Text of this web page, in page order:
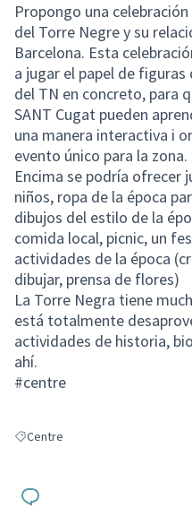
Propongo una
del Torre Negre y su
Barcelona. Esta
a jugar el papel de
del TN en concreto, para
SANT Cugat pueden
una manera interactiva i
evento único para la zona.
Encima se podría ofrecer
niños, ropa de la época
dibujos del estilo de la
comida local, picnic, un
actividades de la época
dibujar, prensa de flores)
La Torre Negra tiene
está totalmente
actividades de historia,
ahí.
#centre
Resultats en filtrar per: Centre
Centre